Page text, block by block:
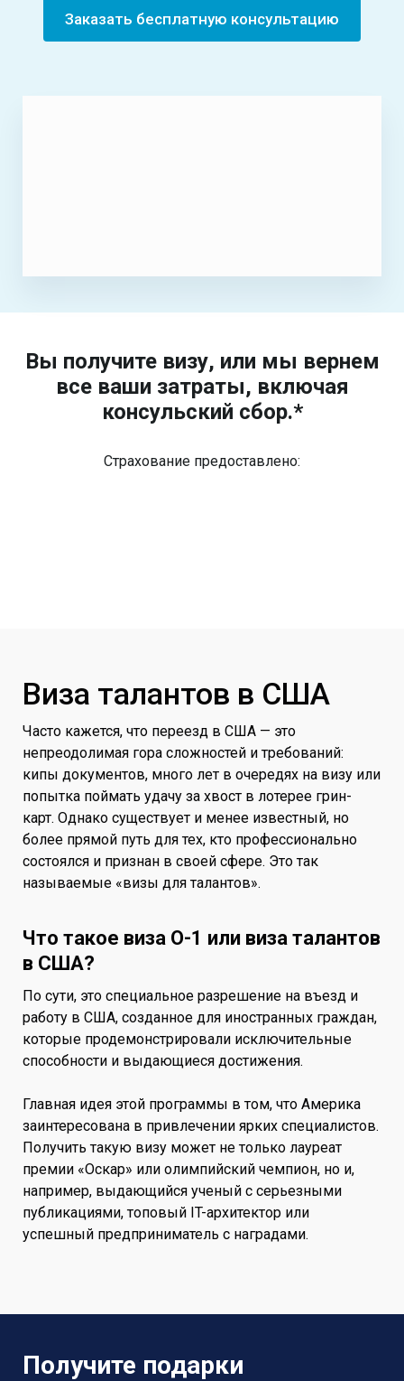
Заказать бесплатную консультацию
Вы получите визу, или мы вернем
все ваши затраты, включая
консульский сбор.*
Страхование предоставлено:
Виза талантов в США
Часто кажется, что переезд в США — это
непреодолимая гора сложностей и требований:
кипы документов, много лет в очередях на визу или
попытка поймать удачу за хвост в лотерее грин-
карт. Однако существует и менее известный, но
более прямой путь для тех, кто профессионально
состоялся и признан в своей сфере. Это так
называемые «визы для талантов».
Что такое виза O-1 или виза талантов
в США?
По сути, это специальное разрешение на въезд и
работу в США, созданное для иностранных граждан,
которые продемонстрировали исключительные
способности и выдающиеся достижения.
Главная идея этой программы в том, что Америка
заинтересована в привлечении ярких специалистов.
Получить такую визу может не только лауреат
премии «Оскар» или олимпийский чемпион, но и,
например, выдающийся ученый с серьезными
публикациями, топовый IT-архитектор или
успешный предприниматель с наградами.
Получите подарки